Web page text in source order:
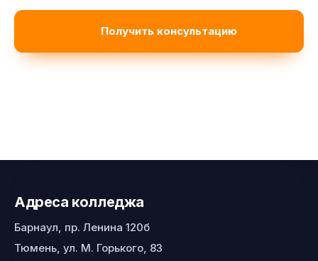
Адреса колледжа
Барнаул, пр. Ленина 120б
Тюмень, ул. М. Горького, 83